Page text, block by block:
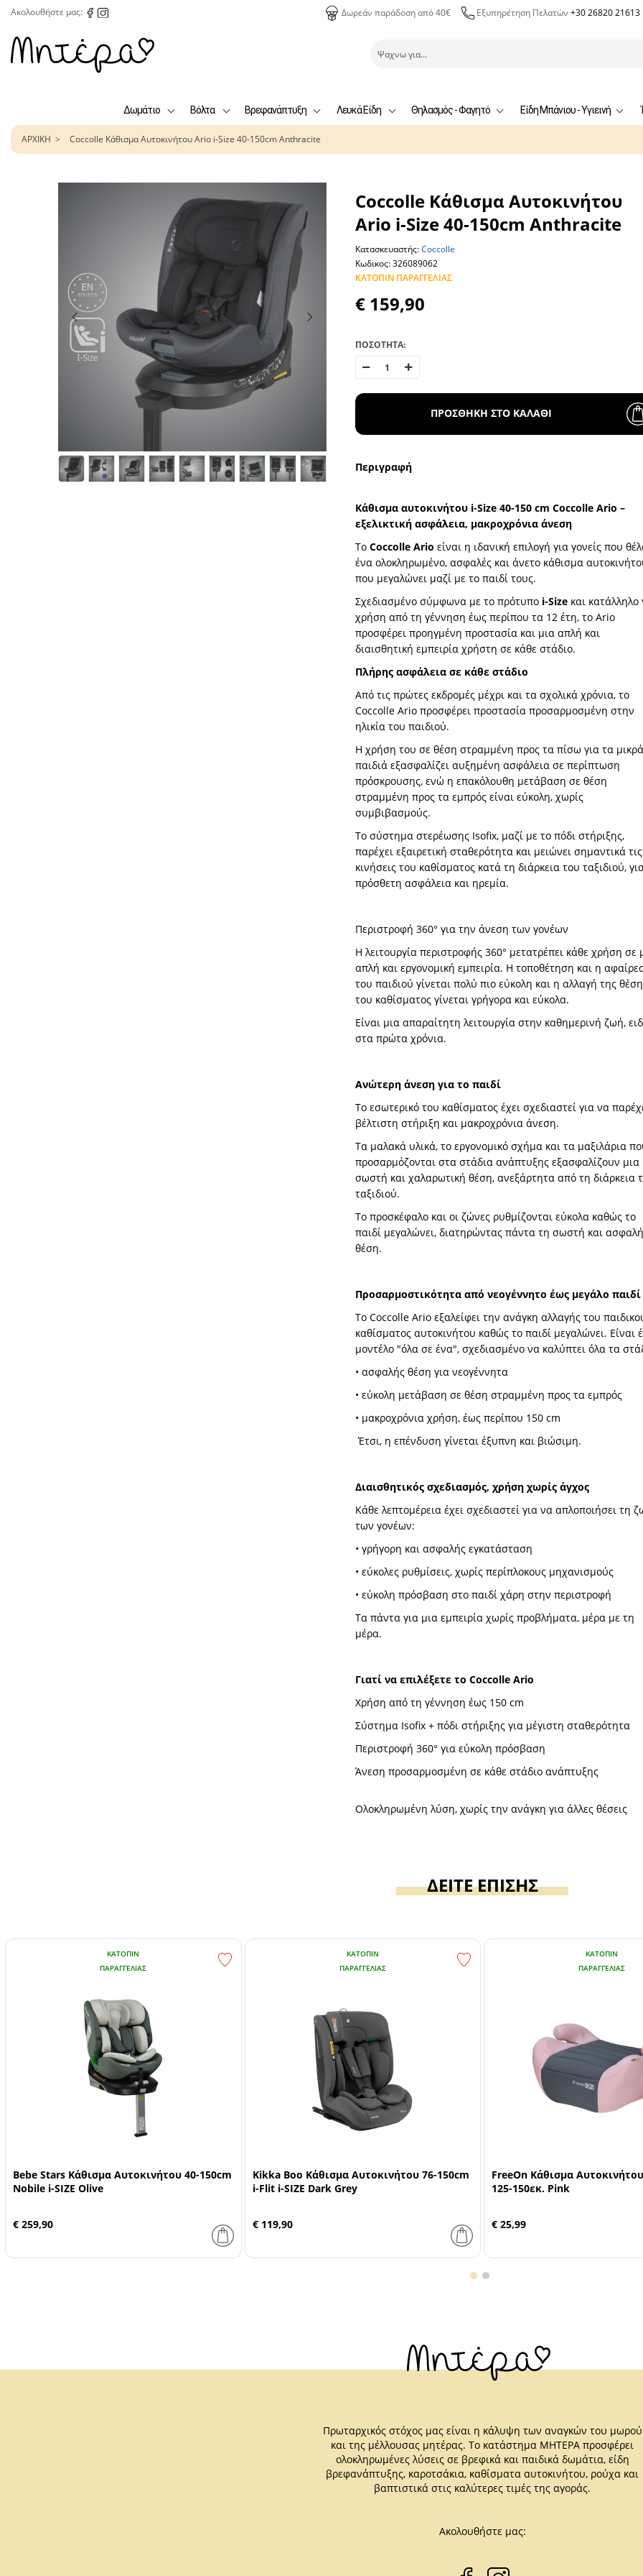
Ακολουθήστε μας: Δωρεάν παράδοση από 40€ Εξυπηρέτηση Πελατών +30 26820 21613
Δωμάτιο Βόλτα Βρεφανάπτυξη Λευκά Είδη Θηλασμός - Φαγητό Είδη Μπάνιου - Υγιεινή
ΑΡΧΙΚΗ Coccolle Κάθισμα Αυτοκινήτου Ario i-Size 40-150cm Anthracite
Coccolle Κάθισμα Αυτοκινήτου
Ario i-Size 40-150cm Anthracite
Κατασκευαστής:Coccolle
Κωδικος: 326089062
ΚΑΤΌΠΙΝ ΠΑΡΑΓΓΕΛΊΑΣ
€ 159,90
ΠΟΣΟΤΗΤΑ:
ΠΡΟΣΘΗΚΗ ΣΤΟ ΚΑΛΑΘΙ
Περιγραφή
Κάθισμα αυτοκινήτου i-Size 40-150 cm Coccolle Ario –
εξελικτική ασφάλεια, μακροχρόνια άνεση
Το Coccolle Ario είναι η ιδανική επιλογή για γονείς που
ένα ολοκληρωμένο, ασφαλές και άνετο κάθισμα
που μεγαλώνει μαζί με το παιδί τους.
Σχεδιασμένο σύμφωνα με το πρότυπο i-Sizeκαι κατάλληλο
χρήση από τη γέννηση έως περίπου τα 12 έτη, το Ario
προσφέρει προηγμένη προστασία και μια απλή και
διαισθητική εμπειρία χρήστη σε κάθε στάδιο.
Πλήρης ασφάλεια σε κάθε στάδιο
Από τις πρώτες εκδρομές μέχρι και τα σχολικά χρόνια, το
Coccolle Ario προσφέρει προστασία προσαρμοσμένη στην
ηλικία του παιδιού.
Η χρήση του σε θέση στραμμένη προς τα πίσω για τα μικρά
παιδιά εξασφαλίζει αυξημένη ασφάλεια σε περίπτωση
πρόσκρουσης, ενώ η επακόλουθη μετάβαση σε θέση
στραμμένη προς τα εμπρός είναι εύκολη, χωρίς
συμβιβασμούς.
Το σύστημα στερέωσης Isofix, μαζί με το πόδι στήριξης,
παρέχει εξαιρετική σταθερότητα και μειώνει σημαντικά τις
κινήσεις του καθίσματος κατά τη διάρκεια του ταξιδιού,
πρόσθετη ασφάλεια και ηρεμία.
Περιστροφή 360° για την άνεση των γονέων
Η λειτουργία περιστροφής 360° μετατρέπει κάθε χρήση σε
απλή και εργονομική εμπειρία. Η τοποθέτηση και η
του παιδιού γίνεται πολύ πιο εύκολη και η αλλαγή της
του καθίσματος γίνεται γρήγορα και εύκολα.
Είναι μια απαραίτητη λειτουργία στην καθημερινή ζωή,
στα πρώτα χρόνια.
Ανώτερη άνεση για το παιδί
Το εσωτερικό του καθίσματος έχει σχεδιαστεί για να
βέλτιστη στήριξη και μακροχρόνια άνεση.
Τα μαλακά υλικά, το εργονομικό σχήμα και τα μαξιλάρια
προσαρμόζονται στα στάδια ανάπτυξης εξασφαλίζουν μια
σωστή και χαλαρωτική θέση, ανεξάρτητα από τη διάρκεια
ταξιδιού.
Το προσκέφαλο και οι ζώνες ρυθμίζονται εύκολα καθώς το
παιδί μεγαλώνει, διατηρώντας πάντα τη σωστή και ασφαλή
θέση.
Προσαρμοστικότητα από νεογέννητο έως μεγάλο παιδί
Το Coccolle Ario εξαλείφει την ανάγκη αλλαγής του
καθίσματος αυτοκινήτου καθώς το παιδί μεγαλώνει. Είναι
μοντέλο "όλα σε ένα", σχεδιασμένο να καλύπτει όλα τα
• ασφαλής θέση για νεογέννητα
• εύκολη μετάβαση σε θέση στραμμένη προς τα εμπρός
• μακροχρόνια χρήση, έως περίπου 150 cm
Έτσι, η επένδυση γίνεται έξυπνη και βιώσιμη.
Διαισθητικός σχεδιασμός, χρήση χωρίς άγχος
Κάθε λεπτομέρεια έχει σχεδιαστεί για να απλοποιήσει τη
των γονέων:
• γρήγορη και ασφαλής εγκατάσταση
• εύκολες ρυθμίσεις, χωρίς περίπλοκους μηχανισμούς
• εύκολη πρόσβαση στο παιδί χάρη στην περιστροφή
Τα πάντα για μια εμπειρία χωρίς προβλήματα, μέρα με τη
μέρα.
Γιατί να επιλέξετε το Coccolle Ario
Χρήση από τη γέννηση έως 150 cm
Σύστημα Isofix + πόδι στήριξης για μέγιστη σταθερότητα
Περιστροφή 360° για εύκολη πρόσβαση
Άνεση προσαρμοσμένη σε κάθε στάδιο ανάπτυξης
Ολοκληρωμένη λύση, χωρίς την ανάγκη για άλλες θέσεις
ΔΕΙΤΕ ΕΠΙΣΗΣ
ΚΑΤΌΠΙΝ
ΠΑΡΑΓΓΕΛΊΑΣ
Bebe Stars Κάθισμα Αυτοκινήτου 40-150cm
Nobile i-SIZE Olive
€ 259,90
ΚΑΤΌΠΙΝ
ΠΑΡΑΓΓΕΛΊΑΣ
Kikka Boo Κάθισμα Αυτοκινήτου 76-150cm
i-Flit i-SIZE Dark Grey
€ 119,90
ΚΑΤΌΠΙΝ
ΠΑΡΑΓΓΕΛΊΑΣ
FreeOn Κάθισμα
125-150εκ. Pink
€ 25,99
Πρωταρχικός στόχος μας είναι η κάλυψη των αναγκών του μωρού
και της μέλλουσας μητέρας. Το κατάστημα ΜΗΤΕΡΑ προσφέρει
ολοκληρωμένες λύσεις σε βρεφικά και παιδικά δωμάτια, είδη
βρεφανάπτυξης, καροτσάκια, καθίσματα αυτοκινήτου, ρούχα και
βαπτιστικά στις καλύτερες τιμές της αγοράς.
Ακολουθήστε μας: